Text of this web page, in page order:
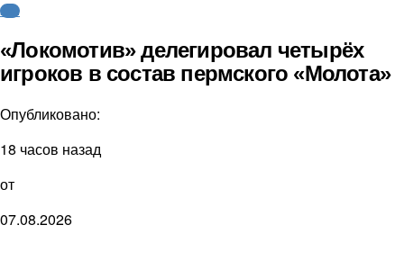
КХЛ
«Локомотив» делегировал четырёх
игроков в состав пермского «Молота»
Опубликовано:
18 часов назад
от
07.08.2026